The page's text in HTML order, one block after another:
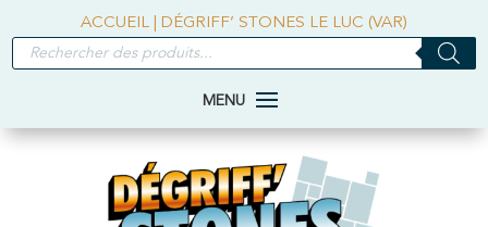
ACCUEIL DÉGRIFF’ STONES LE LUC (VAR)
RECHERCHE
DE